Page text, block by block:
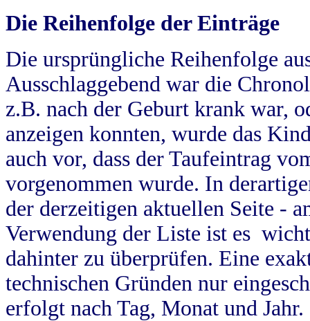
Die Reihenfolge der Einträge
Die ursprüngliche Reihenfolge
Ausschlaggebend war die
z.B. nach der Geburt krank war,
anzeigen konnten, wurde das
auch vor, dass der Taufeintrag
vorgenommen wurde. In
der derzeitigen aktuellen Seite -
Verwendung der Liste ist es
dahinter zu überprüfen. Eine
technischen Gründen nur
erfolgt nach Tag, Monat und Jahr.